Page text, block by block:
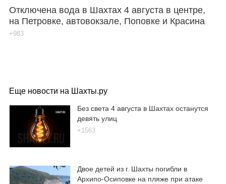
Отключена вода в Шахтах 4 августа в центре,
на Петровке, автовокзале, Поповке и Красина
+983
Еще новости на Шахты.ру
Без света 4 августа в Шахтах останутся
девять улиц
+1563
Двое детей из г. Шахты погибли в
Архипо-Осиповке на пляже при атаке